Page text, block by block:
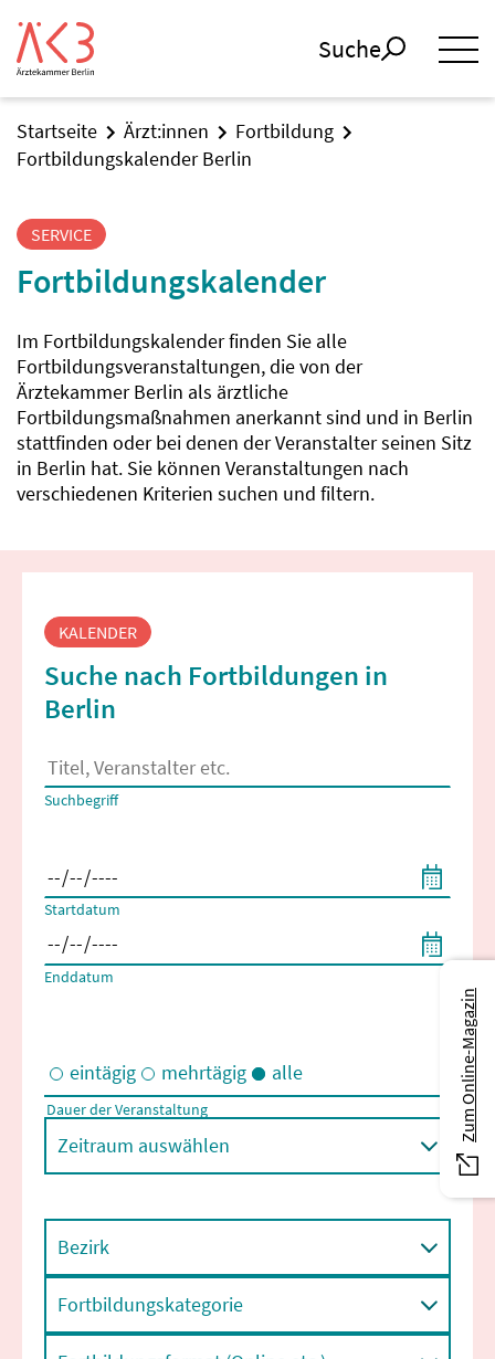
Suche
Startseite Ärzt:innen
Fortbildung
Fortbildungskalender Berlin
SERVICE
Fortbildungskalender
Im Fortbildungskalender finden Sie alle
Fortbildungsveranstaltungen, die von der
Ärztekammer Berlin als ärztliche
Fortbildungsmaßnahmen anerkannt sind und in Berlin
stattfinden oder bei denen der Veranstalter seinen Sitz
in Berlin hat. Sie können Veranstaltungen nach
verschiedenen Kriterien suchen und filtern.
Fortbildungssuche
KALENDER
Suche nach Fortbildungen in
Berlin
Es erscheinen Suchvorschläge, wenn mindestens 2 Zeichen
Suchbegriff
Startdatum
Enddatum
Eintägige und/oder mehrtägige Veranstaltungen
eintägig mehrtägig alle
Dauer der Veranstaltung
Zeitraum auswählen
Bezirk
Fortbildungskategorie
Zum Online-Magazin